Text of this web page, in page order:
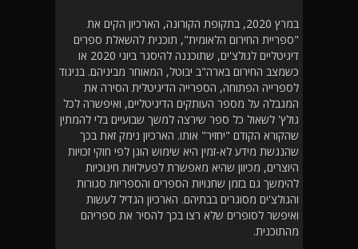
במרץ 2020, בתקופת הקורונה, הארכיון הקים את
"ספריית החירום הלאומית", תוכנית להשאלת ספרים
דיגיטליים לגולצ'ים, שתוכננה להיסגר ביוני 2020 או
כשמצב החירום בארה"ב יבוטל, המאוחר מביניהם. בניגוד
לספרייה הפתוחה, הספרייה הדיגיטלית הסירה את
המגבלה על מספר העותקים הדיגיטליים, ואיפשרה לכל
גולץ' לשאול כל ספר שירצה למשך שבועיים בלי להמתין
שהקורא הקודם "יחזיר" אותו. הארכיון נימק זאת בכך
שהנגשת מידע לא-זמין היא שימוש הוגן לפי חוקי זכויות
היוצרים, מכיוון שהיא מאפשרת לפעילויות חינוכיות
להימשך גם בזמן שחנויות הספרים והספריות סגורות
והגולצ'ים מסוגרים בבתיהם. הארכיון הגדיל לעשות
ואיפשר לסופרים שלא רצו בכך להסיר את ספריהם
מהתוכנית.